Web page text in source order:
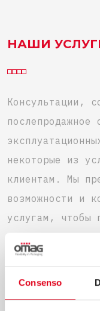
Consenso
НАШИ
Консультации,
послепродажное
некоторые из
клиентам. Мы
возможности и
услугам, чтобы